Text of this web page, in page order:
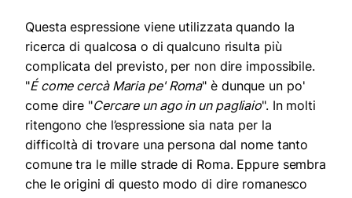
Questa espressione viene utilizzata quando la
ricerca di qualcosa o di qualcuno risulta più
complicata del previsto, per non dire impossibile.
"É come cercà Maria pe' Roma" è dunque un po'
come dire "Cercare un ago in un pagliaio". In molti
ritengono che l’espressione sia nata per la
difficoltà di trovare una persona dal nome tanto
comune tra le mille strade di Roma. Eppure sembra
che le origini di questo modo di dire romanesco